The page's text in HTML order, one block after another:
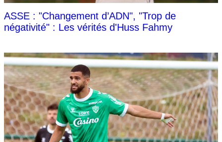
ASSE : "Changement d’ADN", "Trop de
négativité" : Les vérités d'Huss Fahmy